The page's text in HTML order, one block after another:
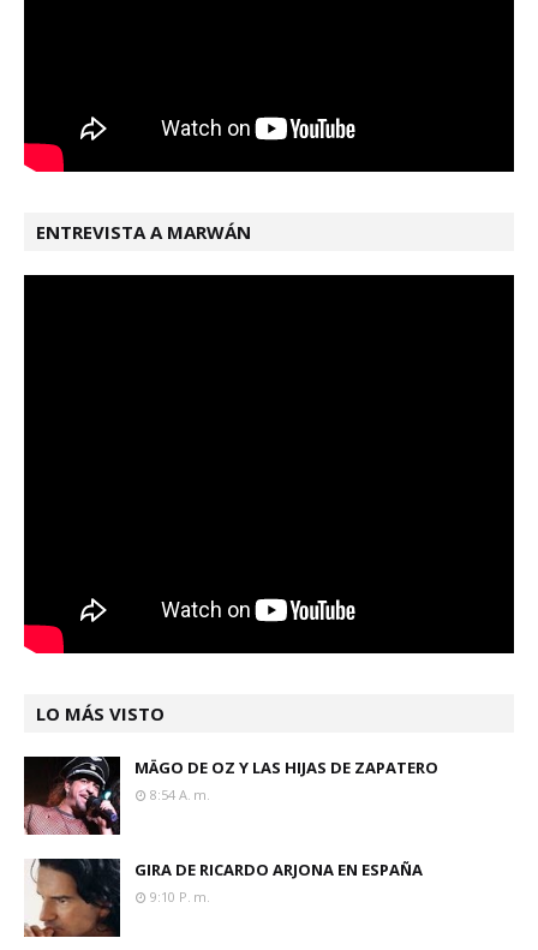
ENTREVISTA A MARWÁN
LO MÁS VISTO
MÄGO DE OZ Y LAS HIJAS DE ZAPATERO
8:54 A. M.
GIRA DE RICARDO ARJONA EN ESPAÑA
9:10 P. M.